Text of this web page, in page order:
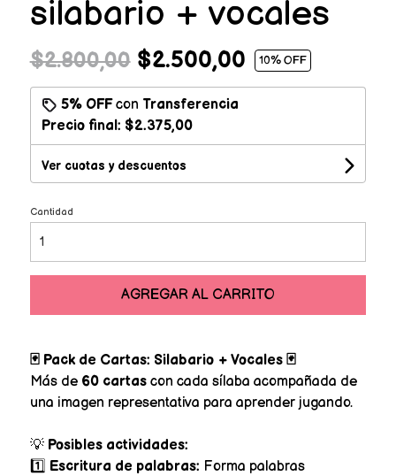
silabario + vocales
$2.800,00$2.500,00 10% OFF
5% OFFcon Transferencia
Precio final: $2.375,00
Ver cuotas y descuentos
Cantidad
AGREGAR AL CARRITO
🃏 Pack de Cartas: Silabario + Vocales 🃏
Más de 60 cartascon cada sílaba acompañada de
una imagen representativa para aprender jugando.
💡 Posibles actividades:
1️⃣ Escritura de palabras: Forma palabras